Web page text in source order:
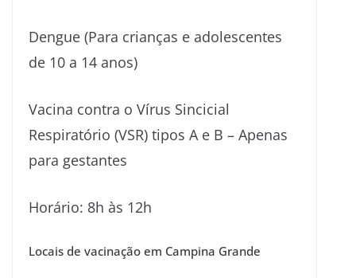
Dengue (Para crianças e adolescentes
de 10 a 14 anos)
Vacina contra o Vírus Sincicial
Respiratório (VSR) tipos A e B – Apenas
para gestantes
Horário: 8h às 12h
Locais de vacinação em Campina Grande